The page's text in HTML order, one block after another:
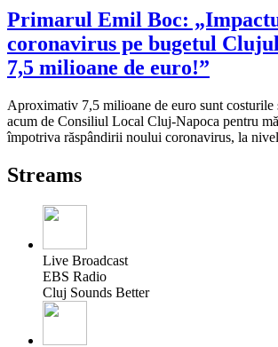
Primarul Emil Boc:
coronavirus pe bugetul
7,5 milioane de euro!”
Aproximativ 7,5 milioane de euro sunt costurile
acum de Consiliul Local Cluj-Napoca pentru
împotriva răspândirii noului coronavirus, la
Streams
Live Broadcast
EBS Radio
Cluj Sounds Better